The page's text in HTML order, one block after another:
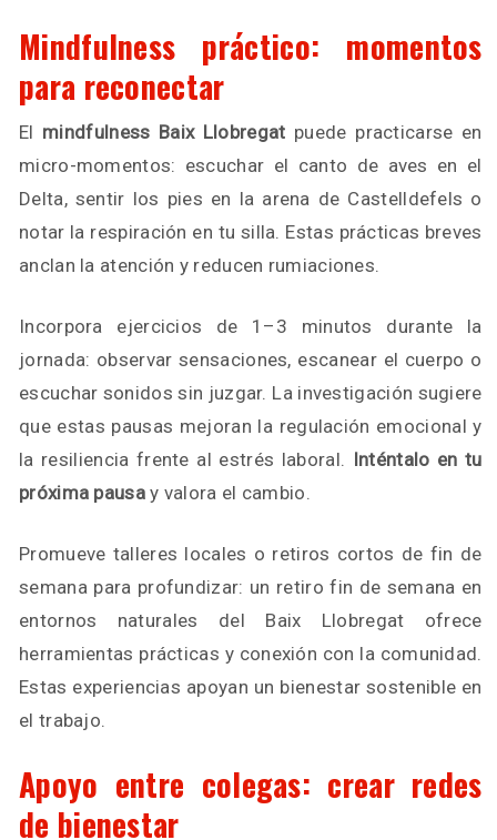
Mindfulness práctico: momentos
para reconectar
El mindfulness Baix Llobregat puede practicarse en
micro-momentos: escuchar el canto de aves en el
Delta, sentir los pies en la arena de Castelldefels o
notar la respiración en tu silla. Estas prácticas breves
anclan la atención y reducen rumiaciones.
Incorpora ejercicios de 1–3 minutos durante la
jornada: observar sensaciones, escanear el cuerpo o
escuchar sonidos sin juzgar. La investigación sugiere
que estas pausas mejoran la regulación emocional y
la resiliencia frente al estrés laboral. Inténtalo en tu
próxima pausay valora el cambio.
Promueve talleres locales o retiros cortos de fin de
semana para profundizar: un retiro fin de semana en
entornos naturales del Baix Llobregat ofrece
herramientas prácticas y conexión con la comunidad.
Estas experiencias apoyan un bienestar sostenible en
el trabajo.
Apoyo entre colegas: crear redes
de bienestar